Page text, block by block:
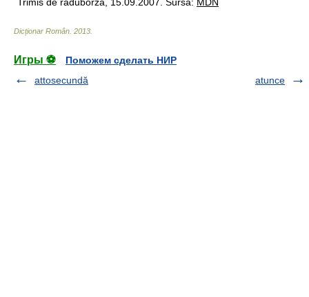
Trimis de raduborza, 15.09.2007. Sursa: MDN
Dicționar Român 2013
Игры ⚽
Поможем сделать НИР
attosecundă
atunce